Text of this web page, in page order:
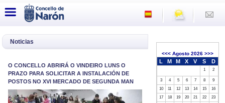
Noticias
O CONCELLO ABRIRÁ O VINDEIRO LUNS O
PRAZO PARA SOLICITAR A INSTALACIÓN DE
POSTOS NO XVI MERCADO DE SEGUNDA MAN
<<<Agosto 2026 >>>
L M M X V S D
1 2
3 4 5 6 7 8
9
10
11 12 13 14 15
16
17
18 19 20 21 22
23